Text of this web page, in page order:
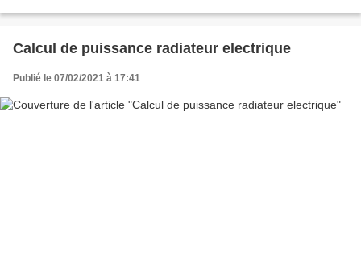
Calcul de puissance radiateur electrique
Publié le 07/02/2021 à 17:41